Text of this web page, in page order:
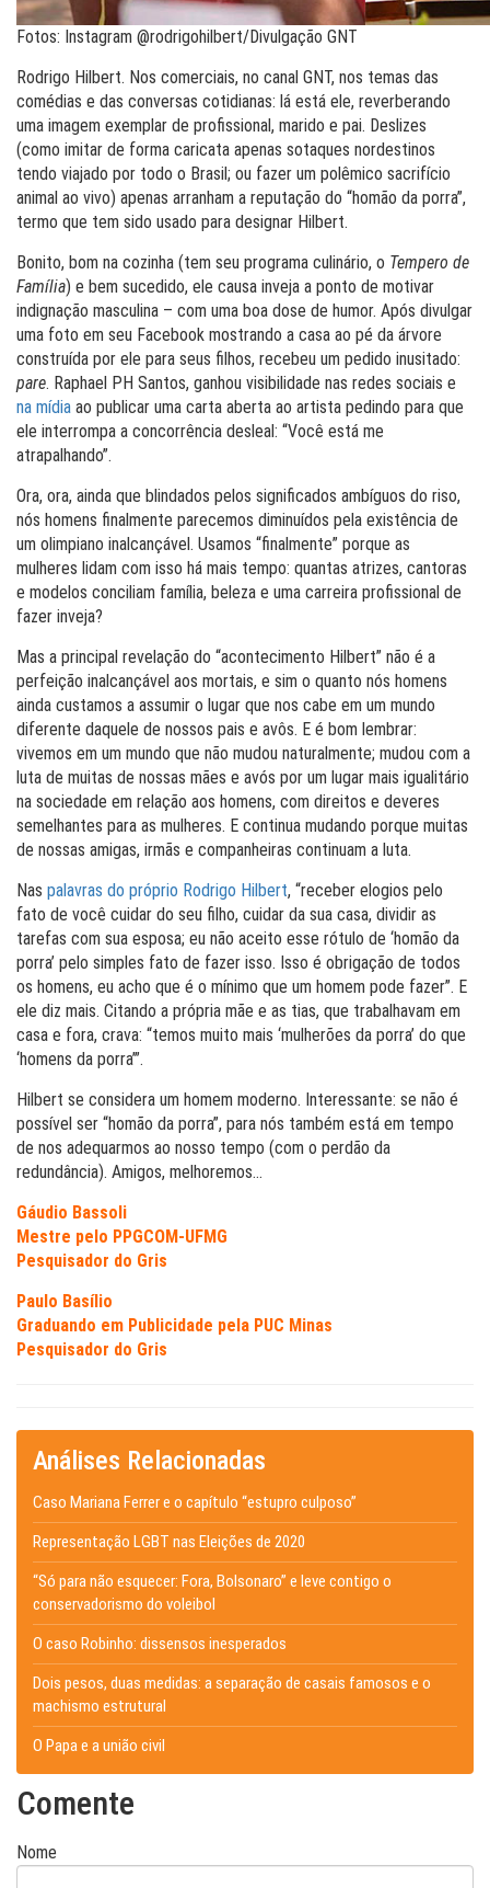
Fotos: Instagram @rodrigohilbert/Divulgação GNT
Rodrigo Hilbert. Nos comerciais, no canal GNT, nos temas das
comédias e das conversas cotidianas: lá está ele, reverberando
uma imagem exemplar de profissional, marido e pai. Deslizes
(como imitar de forma caricata apenas sotaques nordestinos
tendo viajado por todo o Brasil; ou fazer um polêmico sacrifício
animal ao vivo) apenas arranham a reputação do “homão da porra”,
termo que tem sido usado para designar Hilbert.
Bonito, bom na cozinha (tem seu programa culinário, o Tempero de
Família) e bem sucedido, ele causa inveja a ponto de motivar
indignação masculina – com uma boa dose de humor. Após divulgar
uma foto em seu Facebook mostrando a casa ao pé da árvore
construída por ele para seus filhos, recebeu um pedido inusitado:
pare. Raphael PH Santos, ganhou visibilidade nas redes sociais e
na mídia ao publicar uma carta aberta ao artista pedindo para que
ele interrompa a concorrência desleal: “Você está me
atrapalhando”.
Ora, ora, ainda que blindados pelos significados ambíguos do riso,
nós homens finalmente parecemos diminuídos pela existência de
um olimpiano inalcançável. Usamos “finalmente” porque as
mulheres lidam com isso há mais tempo: quantas atrizes, cantoras
e modelos conciliam família, beleza e uma carreira profissional de
fazer inveja?
Mas a principal revelação do “acontecimento Hilbert” não é a
perfeição inalcançável aos mortais, e sim o quanto nós homens
ainda custamos a assumir o lugar que nos cabe em um mundo
diferente daquele de nossos pais e avôs. E é bom lembrar:
vivemos em um mundo que não mudou naturalmente; mudou com a
luta de muitas de nossas mães e avós por um lugar mais igualitário
na sociedade em relação aos homens, com direitos e deveres
semelhantes para as mulheres. E continua mudando porque muitas
de nossas amigas, irmãs e companheiras continuam a luta.
Nas palavras do próprio Rodrigo Hilbert, “receber elogios pelo
fato de você cuidar do seu filho, cuidar da sua casa, dividir as
tarefas com sua esposa; eu não aceito esse rótulo de ‘homão da
porra’ pelo simples fato de fazer isso. Isso é obrigação de todos
os homens, eu acho que é o mínimo que um homem pode fazer”. E
ele diz mais. Citando a própria mãe e as tias, que trabalhavam em
casa e fora, crava: “temos muito mais ‘mulherões da porra’ do que
‘homens da porra’”.
Hilbert se considera um homem moderno. Interessante: se não é
possível ser “homão da porra”, para nós também está em tempo
de nos adequarmos ao nosso tempo (com o perdão da
redundância). Amigos, melhoremos…
Gáudio Bassoli
Mestre pelo PPGCOM-UFMG
Pesquisador do Gris
Paulo Basílio
Graduando em Publicidade pela PUC Minas
Pesquisador do Gris
Análises Relacionadas
Caso Mariana Ferrer e o capítulo “estupro culposo”
Representação LGBT nas Eleições de 2020
“Só para não esquecer: Fora, Bolsonaro” e leve contigo o
conservadorismo do voleibol
O caso Robinho: dissensos inesperados
Dois pesos, duas medidas: a separação de casais famosos e o
machismo estrutural
O Papa e a união civil
Comente
Nome